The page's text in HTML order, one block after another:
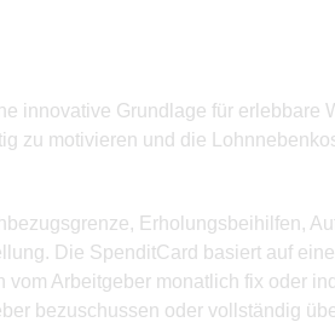
innovative Grundlage für erlebbare
zu motivieren und die
Erholungsbeihilfen,
Die SpenditCard basiert auf
Arbeitgeber monatlich fix oder
bezuschussen oder vollständig